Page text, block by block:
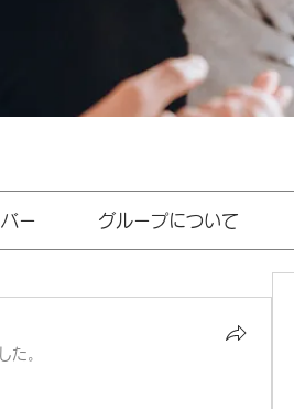
ー グループについて
た。